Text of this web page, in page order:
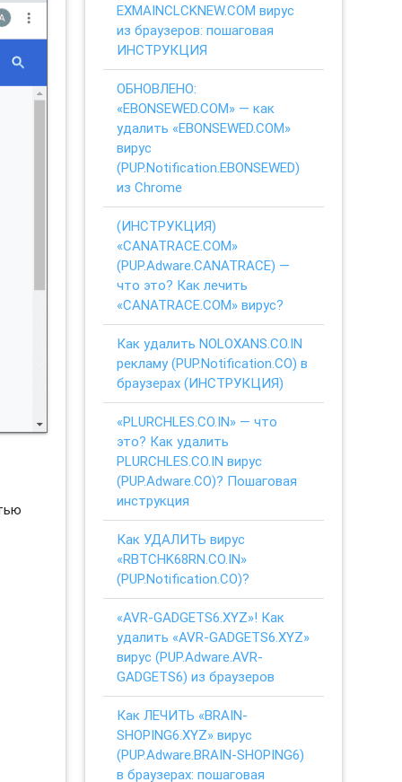
EXMAINCLCKNEW.COM вирус
из браузеров: пошаговая
ИНСТРУКЦИЯ
ОБНОВЛЕНО:
«EBONSEWED.COM» — как
удалить «EBONSEWED.COM»
вирус
(PUP.Notification.EBONSEWED)
из Chrome
(ИНСТРУКЦИЯ)
«CANATRACE.COM»
(PUP.Adware.CANATRACE) —
что это? Как лечить
«CANATRACE.COM» вирус?
Как удалить NOLOXANS.CO.IN
рекламу (PUP.Notification.CO) в
браузерах (ИНСТРУКЦИЯ)
«PLURCHLES.CO.IN» — что
это? Как удалить
PLURCHLES.CO.IN вирус
(PUP.Adware.CO)? Пошаговая
инструкция
Как УДАЛИТЬ вирус
«RBTCHK68RN.CO.IN»
(PUP.Notification.CO)?
«AVR-GADGETS6.XYZ»! Как
удалить «AVR-GADGETS6.XYZ»
вирус (PUP.Adware.AVR-
GADGETS6) из браузеров
Как ЛЕЧИТЬ «BRAIN-
SHOPING6.XYZ» вирус
(PUP.Adware.BRAIN-SHOPING6)
в браузерах: пошаговая